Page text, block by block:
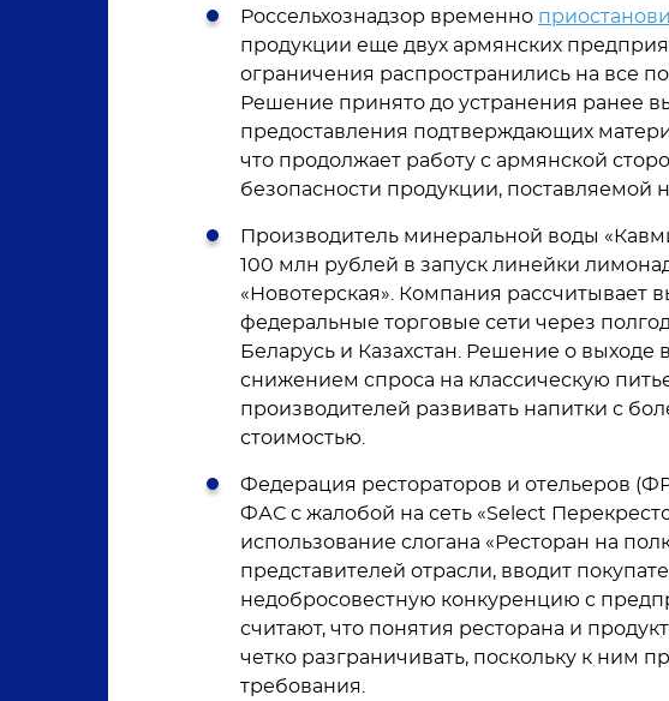
Россельхознадзор временно
продукции еще двух армянских
ограничения распространились на все
Решение принято до устранения ранее
предоставления подтверждающих
что продолжает работу с армянской
безопасности продукции, поставляемой
Производитель минеральной воды
100 млн рублей в запуск линейки
«Новотерская». Компания рассчитывает
федеральные торговые сети через
Беларусь и Казахстан. Решение о выходе
снижением спроса на классическую
производителей развивать напитки с
стоимостью.
Федерация рестораторов и отельеров
ФАС с жалобой на сеть «Select
использование слогана «Ресторан на
представителей отрасли, вводит
недобросовестную конкуренцию с
считают, что понятия ресторана и
четко разграничивать, поскольку к ним
требования.